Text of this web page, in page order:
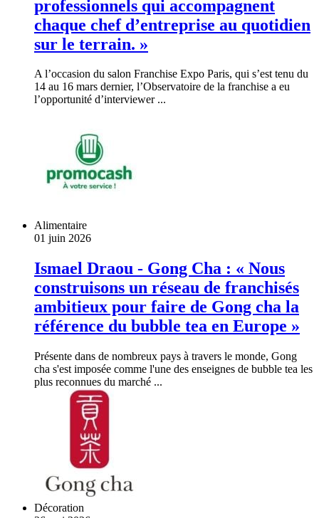
professionnels qui accompagnent
chaque chef d’entreprise au quotidien
sur le terrain. »
A l’occasion du salon Franchise Expo Paris, qui s’est tenu du
14 au 16 mars dernier, l’Observatoire de la franchise a eu
l’opportunité d’interviewer ...
Alimentaire
01 juin 2026
Ismael Draou - Gong Cha : « Nous
construisons un réseau de franchisés
ambitieux pour faire de Gong cha la
référence du bubble tea en Europe »
Présente dans de nombreux pays à travers le monde, Gong
cha s'est imposée comme l'une des enseignes de bubble tea les
plus reconnues du marché ...
Décoration